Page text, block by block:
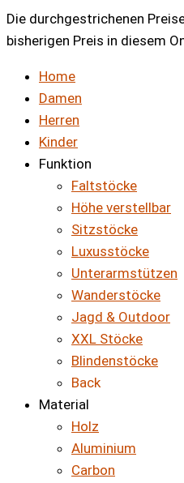
Die durchgestrichenen
bisherigen Preis in diesem
Home
Damen
Herren
Kinder
Funktion
Faltstöcke
Höhe verstellbar
Sitzstöcke
Luxusstöcke
Unterarmstützen
Wanderstöcke
Jagd & Outdoor
XXL Stöcke
Blindenstöcke
Back
Material
Holz
Aluminium
Carbon